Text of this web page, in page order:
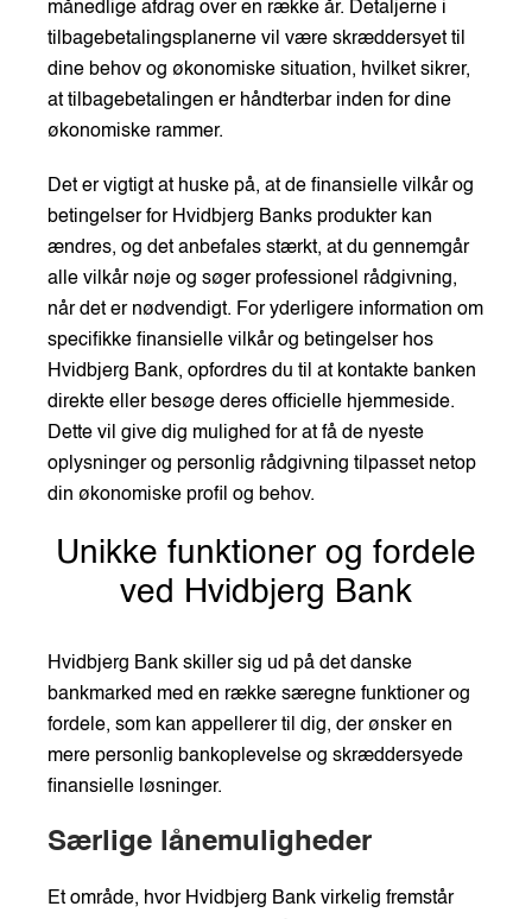
månedlige afdrag over en række år. Detaljerne i
tilbagebetalingsplanerne vil være skræddersyet til
dine behov og økonomiske situation, hvilket sikrer,
at tilbagebetalingen er håndterbar inden for dine
økonomiske rammer.
Det er vigtigt at huske på, at de finansielle vilkår og
betingelser for Hvidbjerg Banks produkter kan
ændres, og det anbefales stærkt, at du gennemgår
alle vilkår nøje og søger professionel rådgivning,
når det er nødvendigt. For yderligere information om
specifikke finansielle vilkår og betingelser hos
Hvidbjerg Bank, opfordres du til at kontakte banken
direkte eller besøge deres officielle hjemmeside.
Dette vil give dig mulighed for at få de nyeste
oplysninger og personlig rådgivning tilpasset netop
din økonomiske profil og behov.
Unikke funktioner og fordele
ved Hvidbjerg Bank
Hvidbjerg Bank skiller sig ud på det danske
bankmarked med en række særegne funktioner og
fordele, som kan appellerer til dig, der ønsker en
mere personlig bankoplevelse og skræddersyede
finansielle løsninger.
Særlige lånemuligheder
Et område, hvor Hvidbjerg Bank virkelig fremstår